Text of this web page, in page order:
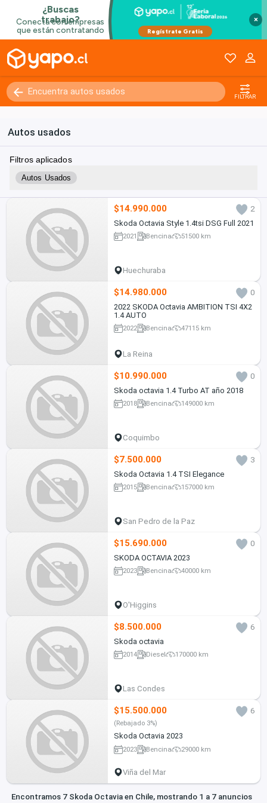
×
FILTRAR
Autos usados
Filtros aplicados
Autos Usados
$14.990.000
2
Skoda Octavia Style 1.4tsi DSG Full 2021
2021 Bencina 51500 km
Huechuraba
$14.980.000
0
2022 SKODA Octavia AMBITION TSI 4X2
1.4 AUTO
2022 Bencina 47115 km
La Reina
$10.990.000
0
Skoda octavia 1.4 Turbo AT año 2018
2018 Bencina 149000 km
Coquimbo
$7.500.000
3
Skoda Octavia 1.4 TSI Elegance
2015 Bencina 157000 km
San Pedro de la Paz
$15.690.000
0
SKODA OCTAVIA 2023
2023 Bencina 40000 km
O'Higgins
$8.500.000
6
Skoda octavia
2014 Diesel 170000 km
Las Condes
$15.500.000 6
(Rebajado 3%)
Skoda Octavia 2023
2023 Bencina 29000 km
Viña del Mar
Encontramos 7 Skoda Octavia en Chile, mostrando 1 a 7 anuncios